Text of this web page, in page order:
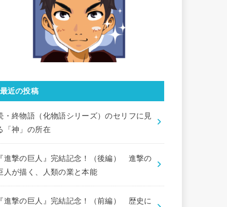
最近の投稿
・終物語（化物語シリーズ）のセリフに見
「神」の所在
進撃の巨人』完結記念！（後編） 進撃の
人が描く、人類の業と本能
進撃の巨人』完結記念！（前編） 歴史に